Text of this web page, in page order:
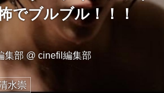
でブルブル！！！
集部 @ cinefil編集部
水崇